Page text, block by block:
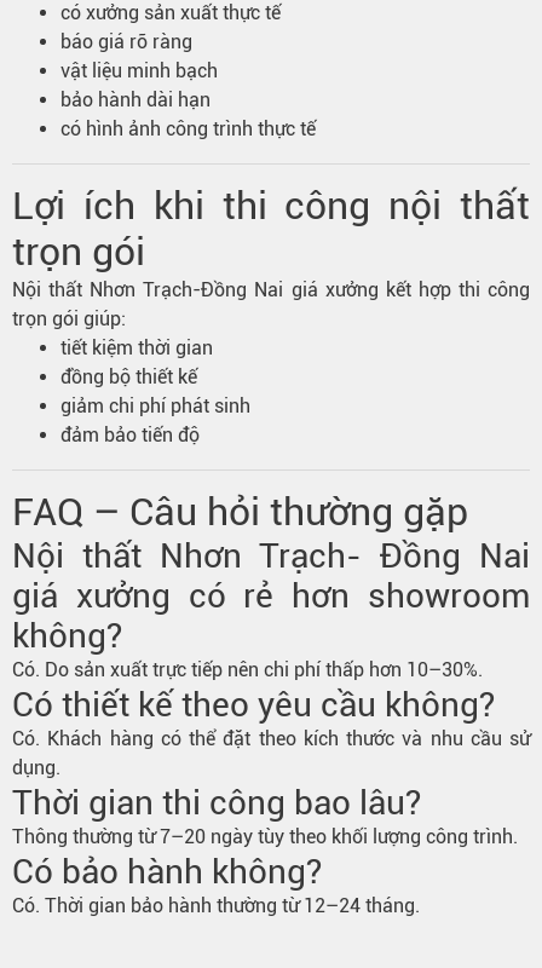
có xưởng sản xuất thực tế
báo giá rõ ràng
vật liệu minh bạch
bảo hành dài hạn
có hình ảnh công trình thực tế
Lợi ích khi thi công nội thất
trọn gói
Nội thất Nhơn Trạch-Đồng Nai giá xưởng kết hợp thi công
trọn gói giúp:
tiết kiệm thời gian
đồng bộ thiết kế
giảm chi phí phát sinh
đảm bảo tiến độ
FAQ – Câu hỏi thường gặp
Nội thất Nhơn Trạch- Đồng Nai
giá xưởng có rẻ hơn showroom
không?
Có. Do sản xuất trực tiếp nên chi phí thấp hơn 10–30%.
Có thiết kế theo yêu cầu không?
Có. Khách hàng có thể đặt theo kích thước và nhu cầu sử
dụng.
Thời gian thi công bao lâu?
Thông thường từ 7–20 ngày tùy theo khối lượng công trình.
Có bảo hành không?
Có. Thời gian bảo hành thường từ 12–24 tháng.